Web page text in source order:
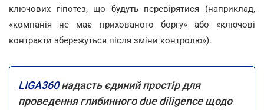
ключових гіпотез, що будуть перевірятися (наприклад,
«компанія не має прихованого боргу» або «ключові
контракти збережуться після зміни контролю»).
LIGA360надасть єдиний простір для
проведення глибинного due diligence щодо